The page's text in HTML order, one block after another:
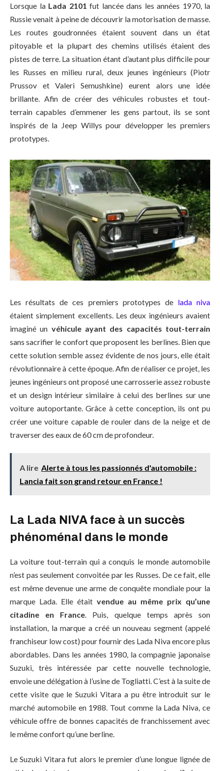
Lorsque la Lada 2101 fut lancée dans les années 1970, la
Russie venait à peine de découvrir la motorisation de masse.
Les routes goudronnées étaient souvent dans un état
pitoyable et la plupart des chemins utilisés étaient des
pistes de terre. La situation étant d’autant plus difficile pour
les Russes en milieu rural, deux jeunes ingénieurs (Piotr
Prussov et Valeri Semushkine) eurent alors une idée
brillante. Afin de créer des véhicules robustes et tout-
terrain capables d’emmener les gens partout, ils se sont
inspirés de la Jeep Willys pour développer les premiers
prototypes.
Les résultats de ces premiers prototypes de lada niva
étaient simplement excellents. Les deux ingénieurs avaient
imaginé un véhicule ayant des capacités tout-terrain
sans sacrifier le confort que proposent les berlines. Bien que
cette solution semble assez évidente de nos jours, elle était
révolutionnaire à cette époque. Afin de réaliser ce projet, les
jeunes ingénieurs ont proposé une carrosserie assez robuste
et un design intérieur similaire à celui des berlines sur une
voiture autoportante. Grâce à cette conception, ils ont pu
créer une voiture capable de rouler dans de la neige et de
traverser des eaux de 60 cm de profondeur.
A lire Alerte à tous les passionnés d'automobile :
Lancia fait son grand retour en France !
La Lada NIVA face à un succès
phénoménal dans le monde
La voiture tout-terrain qui a conquis le monde automobile
n’est pas seulement convoitée par les Russes. De ce fait, elle
est même devenue une arme de conquête mondiale pour la
marque Lada. Elle était vendue au même prix qu’une
citadine en France . Puis, quelque temps après son
installation, la marque a créé un nouveau segment (appelé
franchiseur low cost) pour fournir des Lada Niva encore plus
abordables. Dans les années 1980, la compagnie japonaise
Suzuki, très intéressée par cette nouvelle technologie,
envoie une délégation à l’usine de Togliatti. C’est à la suite de
cette visite que le Suzuki Vitara a pu être introduit sur le
marché automobile en 1988. Tout comme la Lada Niva, ce
véhicule offre de bonnes capacités de franchissement avec
le même confort qu’une berline.
Le Suzuki Vitara fut alors le premier d’une longue lignée de